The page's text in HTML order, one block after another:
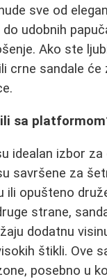
sve od
udobnih
Ako ste
crne sandale će
sa
idealan izbor
savršene za
ili opušteno
strane,
dodatnu
štikli. Ove
posebno u